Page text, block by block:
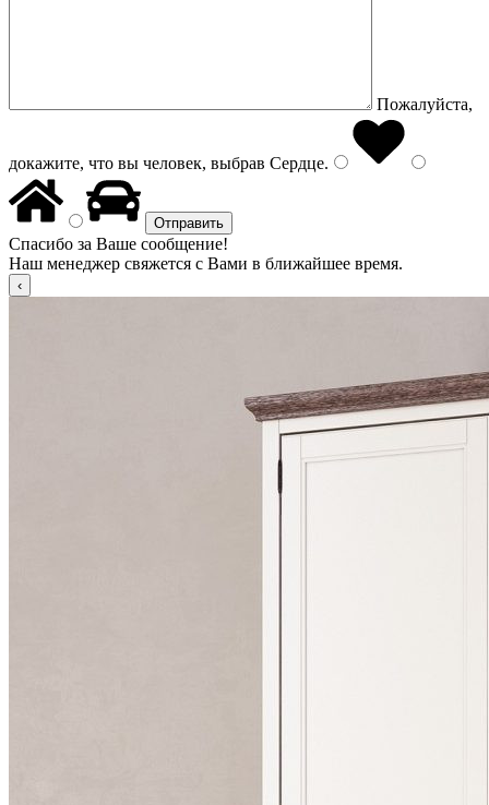
Пожалуйста,
докажите, что вы человек, выбрав Сердце.
Спасибо за Ваше сообщение!
Наш менеджер свяжется с Вами в ближайшее время.